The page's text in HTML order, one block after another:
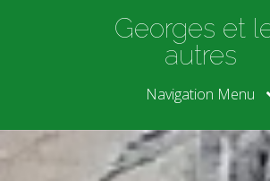
Georges et
autres
Navigation Menu